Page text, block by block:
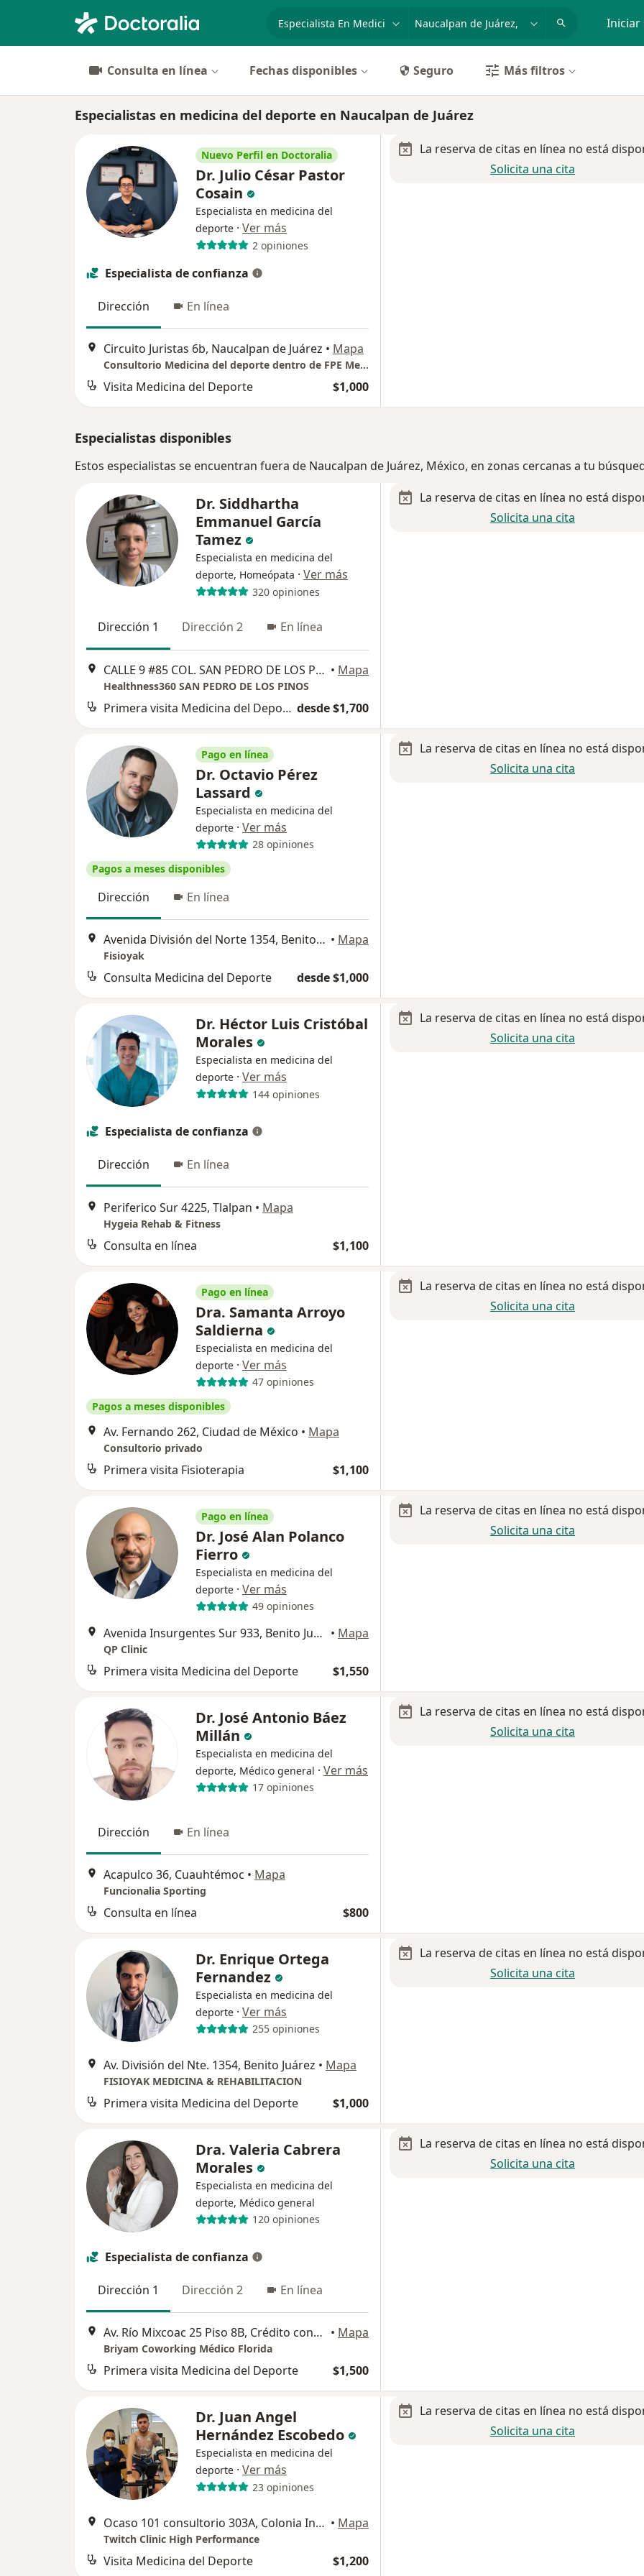
p. ej. Guadalajara Iniciar
Consulta en línea Fechas disponibles Seguro Más filtros
Especialistas en medicina del deporte en Naucalpan de Juárez
Nuevo Perfil en Doctoralia
Dr. Julio César Pastor
Cosain
Especialista en medicina del
deporte · Ver más
2 opiniones
Especialista de confianza
Dirección En línea
Circuito Juristas 6b, Naucalpan de Juárez • Mapa
Consultorio Medicina del deporte dentro de FPE Medical Health
Visita Medicina del Deporte $1,000
La reserva de citas en línea no está
Solicita una cita
Especialistas disponibles
Estos especialistas se encuentran fuera de Naucalpan de Juárez, México, en zonas cercanas a tu
Dr. Siddhartha
Emmanuel García
Tamez
Especialista en medicina del
deporte, Homeópata · Ver más
320 opiniones
Dirección 1 Dirección 2 En línea
CALLE 9 #85 COL. SAN PEDRO DE LOS PINOS, Benito Juárez • Mapa
Healthness360 SAN PEDRO DE LOS PINOS
Primera visita Medicina del Deporte desde $1,700
La reserva de citas en línea no está
Solicita una cita
Pago en línea
Dr. Octavio Pérez
Lassard
Especialista en medicina del
deporte · Ver más
28 opiniones
Pagos a meses disponibles
Dirección En línea
Avenida División del Norte 1354, Benito Juárez • Mapa
Fisioyak
Consulta Medicina del Deporte desde $1,000
La reserva de citas en línea no está
Solicita una cita
Dr. Héctor Luis Cristóbal
Morales
Especialista en medicina del
deporte · Ver más
144 opiniones
Especialista de confianza
Dirección En línea
Periferico Sur 4225, Tlalpan • Mapa
Hygeia Rehab & Fitness
Consulta en línea $1,100
La reserva de citas en línea no está
Solicita una cita
Pago en línea
Dra. Samanta Arroyo
Saldierna
Especialista en medicina del
deporte · Ver más
47 opiniones
Pagos a meses disponibles
Av. Fernando 262, Ciudad de México • Mapa
Consultorio privado
Primera visita Fisioterapia $1,100
La reserva de citas en línea no está
Solicita una cita
Pago en línea
Dr. José Alan Polanco
Fierro
Especialista en medicina del
deporte · Ver más
49 opiniones
Avenida Insurgentes Sur 933, Benito Juárez • Mapa
QP Clinic
Primera visita Medicina del Deporte $1,550
La reserva de citas en línea no está
Solicita una cita
Dr. José Antonio Báez
Millán
Especialista en medicina del
deporte, Médico general · Ver más
17 opiniones
Dirección En línea
Acapulco 36, Cuauhtémoc • Mapa
Funcionalia Sporting
Consulta en línea $800
La reserva de citas en línea no está
Solicita una cita
Dr. Enrique Ortega
Fernandez
Especialista en medicina del
deporte · Ver más
255 opiniones
Av. División del Nte. 1354, Benito Juárez • Mapa
FISIOYAK MEDICINA & REHABILITACION
Primera visita Medicina del Deporte $1,000
La reserva de citas en línea no está
Solicita una cita
Dra. Valeria Cabrera
Morales
Especialista en medicina del
deporte, Médico general
120 opiniones
Especialista de confianza
Dirección 1 Dirección 2 En línea
Av. Río Mixcoac 25 Piso 8B, Crédito constructor, Ciudad de México • Mapa
Briyam Coworking Médico Florida
Primera visita Medicina del Deporte $1,500
La reserva de citas en línea no está
Solicita una cita
Dr. Juan Angel
Hernández Escobedo
Especialista en medicina del
deporte · Ver más
23 opiniones
Ocaso 101 consultorio 303A, Colonia Insurgentes Cuicuilco, Coyoacan, CDMX C.P. 04530, Coyoacán • Mapa
Twitch Clinic High Performance
Visita Medicina del Deporte $1,200
La reserva de citas en línea no está
Solicita una cita